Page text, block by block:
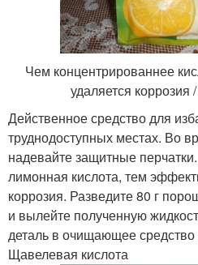
Чем концентрированнее
удаляется коррозия
Действенное средство для
труднодоступных местах. Во
надевайте защитные
лимонная кислота, тем
коррозия. Разведите 80 г
и вылейте полученную
деталь в очищающее средство
Щавелевая кислота